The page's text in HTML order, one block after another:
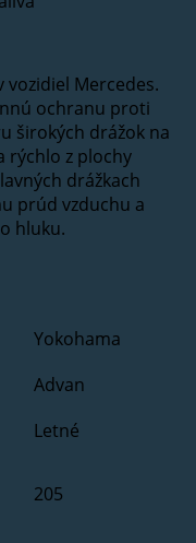
Mercedes.
ochranu proti
širokých drážok na
rýchlo z plochy
drážkach
prúd vzduchu a
hluku.
Yokohama
Advan
Letné
205